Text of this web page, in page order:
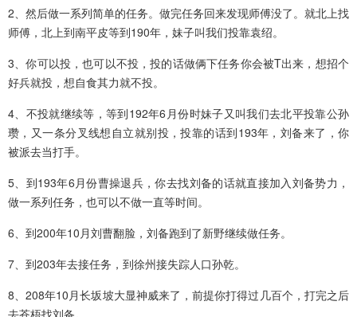
2、然后做一系列简单的任务。做完任务回来发现师傅没了。就北上找
师傅，北上到南平皮等到190年，妹子叫我们投靠袁绍。
3、你可以投，也可以不投，投的话做俩下任务你会被T出来，想招个
好兵就投，想自食其力就不投。
4、不投就继续等，等到192年6月份时妹子又叫我们去北平投靠公孙
瓒，又一条分叉线想自立就别投，投靠的话到193年，刘备来了，你
被派去当打手。
5、到193年6月份曹操退兵，你去找刘备的话就直接加入刘备势力，
做一系列任务，也可以不做一直等时间。
6、到200年10月刘曹翻脸，刘备跑到了新野继续做任务。
7、到203年去接任务，到徐州接失踪人口孙乾。
8、208年10月长坂坡大显神威来了，前提你打得过几百个，打完之后